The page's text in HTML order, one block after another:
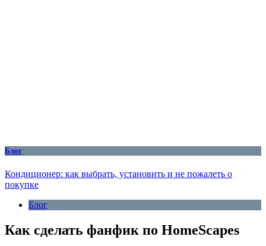
Блог
Кондиционер: как выбрать, установить и не пожалеть о
покупке
Блог
Как сделать фанфик по HomeScapes